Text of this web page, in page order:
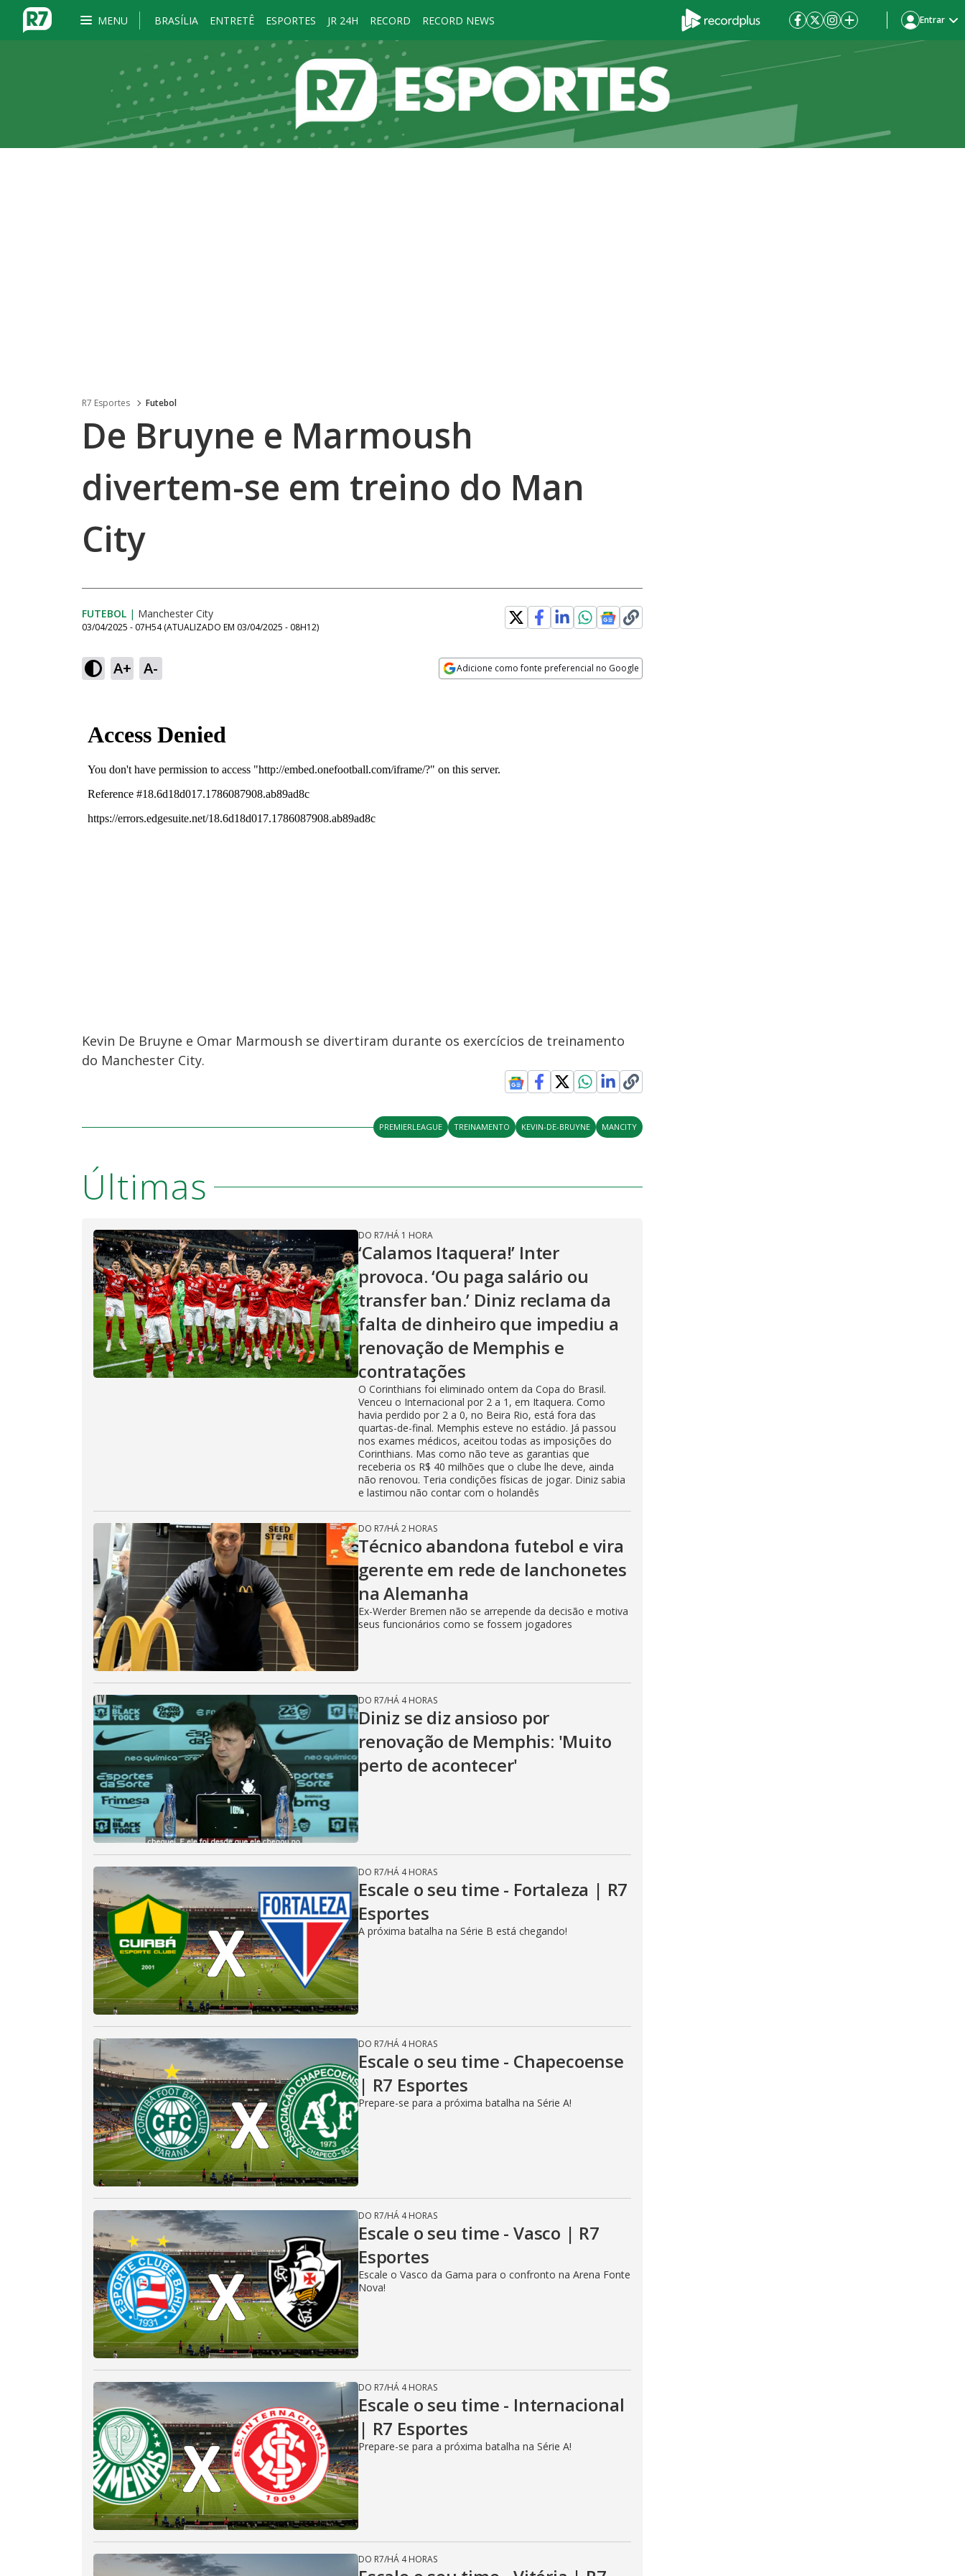
MENU BRASÍLIA ENTRETÊ ESPORTES JR 24H RECORD RECORD NEWS Entrar
R7 Esportes Futebol
De Bruyne e Marmoush
divertem-se em treino do Man
City
FUTEBOL | Manchester City
03/04/2025 - 07H54 (ATUALIZADO EM 03/04/2025 - 08H12)
A+ A- Adicione como fonte preferencial no Google
Kevin De Bruyne e Omar Marmoush se divertiram durante os exercícios de treinamento
do Manchester City.
PREMIERLEAGUE TREINAMENTO KEVIN-DE-BRUYNE MANCITY
Últimas
DO R7/HÁ 1 HORA
‘Calamos Itaquera!’ Inter
provoca. ‘Ou paga salário ou
transfer ban.’ Diniz reclama da
falta de dinheiro que impediu a
renovação de Memphis e
contratações
O Corinthians foi eliminado ontem da Copa do Brasil.
Venceu o Internacional por 2 a 1, em Itaquera. Como
havia perdido por 2 a 0, no Beira Rio, está fora das
quartas-de-final. Memphis esteve no estádio. Já passou
nos exames médicos, aceitou todas as imposições do
Corinthians. Mas como não teve as garantias que
receberia os R$ 40 milhões que o clube lhe deve, ainda
não renovou. Teria condições físicas de jogar. Diniz sabia
e lastimou não contar com o holandês
DO R7/HÁ 2 HORAS
Técnico abandona futebol e vira
gerente em rede de lanchonetes
na Alemanha
Ex-Werder Bremen não se arrepende da decisão e motiva
seus funcionários como se fossem jogadores
DO R7/HÁ 4 HORAS
Diniz se diz ansioso por
renovação de Memphis: 'Muito
perto de acontecer'
DO R7/HÁ 4 HORAS
Escale o seu time - Fortaleza | R7
Esportes
A próxima batalha na Série B está chegando!
DO R7/HÁ 4 HORAS
Escale o seu time - Chapecoense
| R7 Esportes
Prepare-se para a próxima batalha na Série A!
DO R7/HÁ 4 HORAS
Escale o seu time - Vasco | R7
Esportes
Escale o Vasco da Gama para o confronto na Arena Fonte
Nova!
DO R7/HÁ 4 HORAS
Escale o seu time - Internacional
| R7 Esportes
Prepare-se para a próxima batalha na Série A!
DO R7/HÁ 4 HORAS